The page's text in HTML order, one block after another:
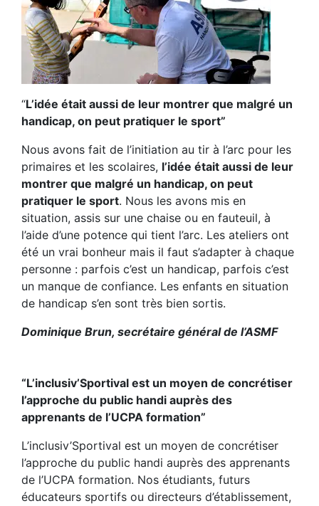
“L’idée était aussi de leur montrer que malgré un
handicap, on peut pratiquer le sport”
Nous avons fait de l’initiation au tir à l’arc pour les
primaires et les scolaires, l’idée était aussi de leur
montrer que malgré un handicap, on peut
pratiquer le sport. Nous les avons mis en
situation, assis sur une chaise ou en fauteuil, à
l’aide d’une potence qui tient l’arc. Les ateliers ont
été un vrai bonheur mais il faut s’adapter à chaque
personne : parfois c’est un handicap, parfois c’est
un manque de confiance. Les enfants en situation
de handicap s’en sont très bien sortis.
Dominique Brun, secrétaire général de l’ASMF
“L’inclusiv’Sportival est un moyen de concrétiser
l’approche du public handi auprès des
apprenants de l’UCPA formation”
L’inclusiv’Sportival est un moyen de concrétiser
l’approche du public handi auprès des apprenants
de l’UCPA formation. Nos étudiants, futurs
éducateurs sportifs ou directeurs d’établissement,